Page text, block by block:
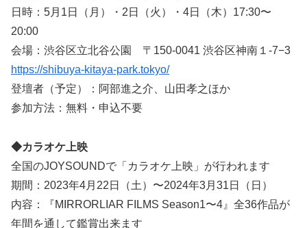
日時：5月1日（月）・2日（火）・4日（木）17:30〜
20:00
会場：渋谷区立北谷公園 〒150-0041 渋谷区神南１-7−3
https://shibuya-kitaya-park.tokyo/
登壇者（予定）：阿部進之介、山田孝之ほか
参加方法：無料・申込不要
◆カラオケ上映
全国のJOYSOUNDで「カラオケ上映」が行われます
期間：2023年4月22日（土）〜2024年3月31日（日）
内容：『MIRRORLIAR FILMS Season1〜4』全36作品が
年間を通して鑑賞出来ます